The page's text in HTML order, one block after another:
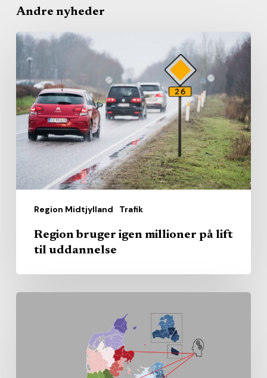
Andre nyheder
Region Midtjylland Trafik
Region
bruger
millioner
på
Region bruger igen millioner på lift
til uddannelse